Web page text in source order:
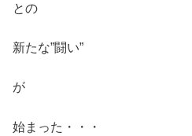
との
新たな”闘い”
が
始まった・・・